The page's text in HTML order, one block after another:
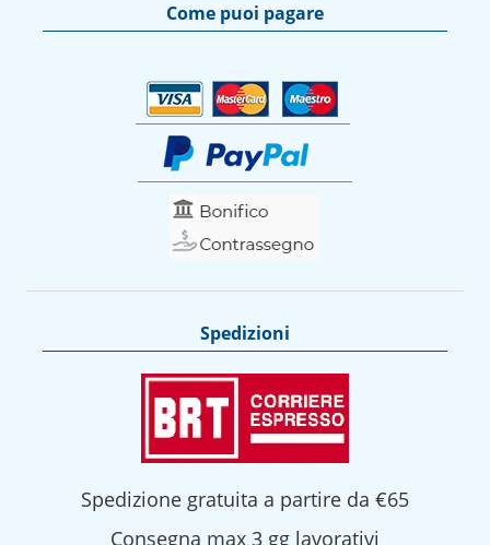
Come puoi pagare
Spedizioni
Spedizione gratuita a partire da €65
Consegna max 3 gg lavorativi